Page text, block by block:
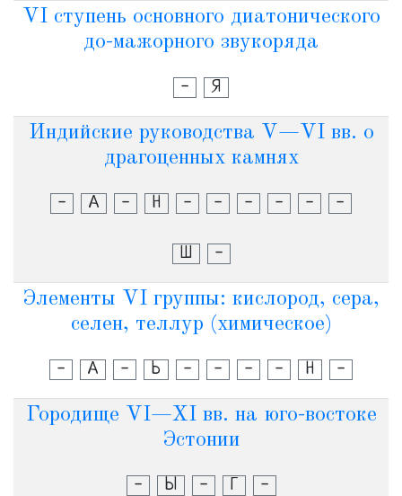
VI ступень основного диатонического
до-мажорного звукоряда
- Я
Индийские руководства V—VI вв. о
драгоценных камнях
- А - Н - - - - - -
Ш -
Элементы VI группы: кислород, сера,
селен, теллур (химическое)
- А - Ь - - - - Н -
Городище VI—XI вв. на юго-востоке
Эстонии
- Ы - Г -